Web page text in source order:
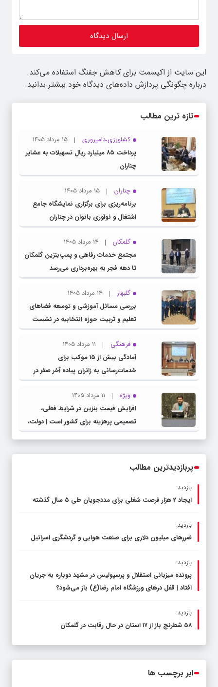
این سایت از اکیسمت برای کاهش جفنگ استفاده می‌کند.
درباره چگونگی پردازش داده‌های دیدگاه خود بیشتر بدانید.
تازه ترین مطالب
کشاورزی،دامپروری
15 مرداد 1405
پرداخت ۸۵ میلیارد ریال تسهیلات به عشایر
چناران
چناران
15 مرداد 1405
برنامه‌ریزی برای برگزاری نمایشگاه جامع
اشتغال و نوآوری بانوان در چناران
گلمکان
14 مرداد 1405
مجتمع خدمات رفاهی و پمپ‌بنزین گلمکان
تا دهه فجر به بهره‌برداری می‌رسد
گلبهار
14 مرداد 1405
بررسی مسائل آموزشی و توسعه فضاهای
تعلیم و تربیت حوزه انتخابیه در نشست
مشترک عضو کمیسیون آموزش مجلس با
مدیرکل آموزش و پرورش خراسان رضوی
فرهنگی
11 مرداد 1405
آمادگی بیش از ۱۵ موکب برای
خدمات‌رسانی به زائران پیاده آخر صفر در
شهرستان چناران
ویژه
11 مرداد 1405
افزایش قیمت بنزین در شرایط فعلی،
تصمیمی پرهزینه برای کشور است | دولت،
قاچاق سوخت و عوامل اصلی ناترازی را
پربازدیدترین مطالب
بازدید:
ایجاد 2 هزار فرصت شغلی برای مددجویان طی ۵ سال گذشته
بازدید:
ضررهای میلیون دلاری برای صنعت هوایی و گردشگری اسرائیل
بازدید:
پرونده میزبانی استقلال و پرسپولیس در مشهد دوباره به جریان
افتاد | قفل در‌های ورزشگاه امام رضا(ع) باز می‌شود؟
بازدید:
۵۸ شطرنج‌ باز از ۱۷ استان در حال رقابت در گلمکان
ابر برچسب ها